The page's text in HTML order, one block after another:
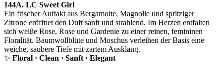
144A. LC Sweet Girl
Ein frischer Auftakt aus Bergamotte, Magnolie und spritziger
Zitrone eröffnet den Duft sanft und strahlend. Im Herzen entfalten
sich weiße Rose, Rose und Gardenie zu einer reinen, femininen
Floralität. Baumwollblüte und Moschus verleihen der Basis eine
weiche, saubere Tiefe mit zartem Ausklang.
✨ Floral · Clean · Sanft · Elegant